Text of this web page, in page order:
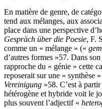
En matière de genre, de
tend aux mélanges, aux
place dans une perspective
Gespräch über die Poesie, F.
comme un « mélange » («
d’autres formes »57. Dans son
rapproche du « génie » cette
reposerait sur une « synthèse
Vereinigung »58. C’est à
hétérogène et hybride voit le
plus souvent l’adjectif «